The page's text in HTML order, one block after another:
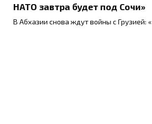
НАТО завтра будет под Сочи»
В Абхазии снова ждут войны с Грузией: «